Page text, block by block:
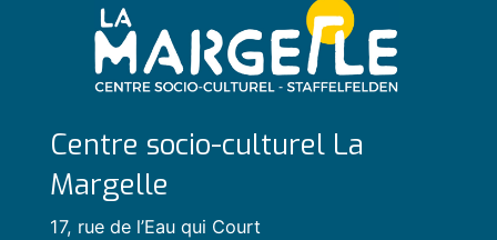
Centre socio-culturel La
Margelle
17, rue de l’Eau qui Court